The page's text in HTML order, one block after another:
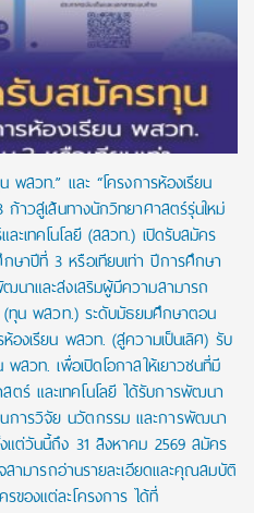
สวท.” และ “โครงการห้องเรียน
วสู่เส้นทางนักวิทยาศาสตร์รุ่นใหม่
ะเทคโนโลยี (สสวท.) เปิดรับสมัคร
ษาปีที่ 3 หรือเทียบเท่า ปีการศึกษา
นาและส่งเสริมผู้มีความสามารถ
(ทุน พสวท.) ระดับมัธยมศึกษาตอน
งเรียน พสวท. (สู่ความเป็นเลิศ) รับ
สวท. เพื่อเปิดโอกาสให้เยาวชนที่มี
และเทคโนโลยี ได้รับการพัฒนา
การวิจัย นวัตกรรม และการพัฒนา
แต่วันนี้ถึง 31 สิงหาคม 2569 สมัคร
สามารถอ่านรายละเอียดและคุณสมบัติ
ของแต่ละโครงการ ได้ที่